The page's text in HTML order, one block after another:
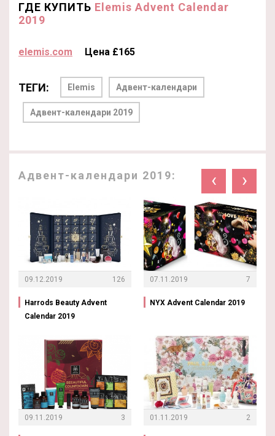
ГДЕ КУПИТЬ Elemis Advent Calendar
2019
elemis.com Цена £165
ТЕГИ: Elemis Адвент-календари
Адвент-календари 2019
Адвент-календари 2019: ‹ ›
09.12.2019 126
Harrods Beauty Advent
Calendar 2019
09.11.2019 3
07.11.2019 7
NYX Advent Calendar 2019
01.11.2019 2